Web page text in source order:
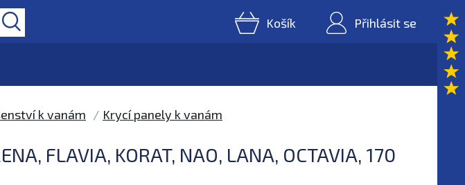
Košík Přihlásit se
k vanám Krycí panely k vanám
FLAVIA, KORAT, NAO, LANA, OCTAVIA, 170